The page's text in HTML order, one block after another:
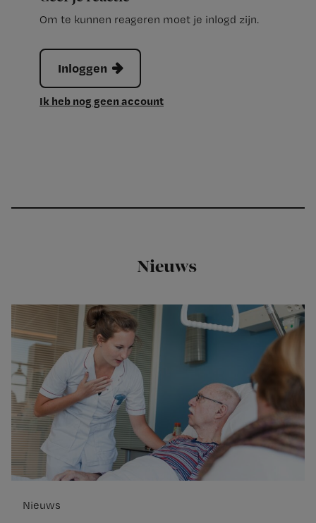
Om te kunnen reageren moet je inlogd zijn.
Inloggen
Ik heb nog geen account
Nieuws
Nieuws